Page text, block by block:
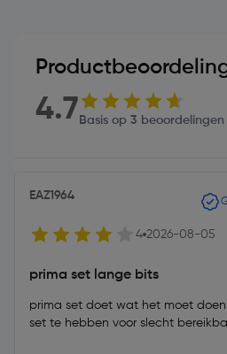
4.7 Basis op 3
EAZ1964
4 2026-08-05
prima set lange bits
prima set doet wat het moet
set te hebben voor slecht